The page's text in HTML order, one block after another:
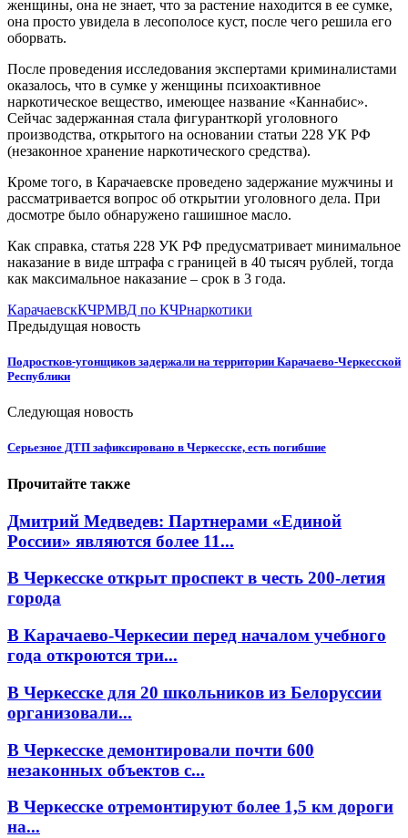
женщины, она не знает, что за растение находится в ее сумке,
она просто увидела в лесополосе куст, после чего решила его
оборвать.
После проведения исследования экспертами криминалистами
оказалось, что в сумке у женщины психоактивное
наркотическое вещество, имеющее название «Каннабис».
Сейчас задержанная стала фигуранткорй уголовного
производства, открытого на основании статьи 228 УК РФ
(незаконное хранение наркотического средства).
Кроме того, в Карачаевске проведено задержание мужчины и
рассматривается вопрос об открытии уголовного дела. При
досмотре было обнаружено гашишное масло.
Как справка, статья 228 УК РФ предусматривает минимальное
наказание в виде штрафа с границей в 40 тысяч рублей, тогда
как максимальное наказание – срок в 3 года.
КарачаевскКЧРМВД по КЧРнаркотики
Предыдущая новость
Подростков-угонщиков задержали на территории Карачаево-Черкесской
Республики
Следующая новость
Серьезное ДТП зафиксировано в Черкесске, есть погибшие
Прочитайте также
Дмитрий Медведев: Партнерами «Единой
России» являются более 11...
В Черкесске открыт проспект в честь 200-летия
города
В Карачаево-Черкесии перед началом учебного
года откроются три...
В Черкесске для 20 школьников из Белоруссии
организовали...
В Черкесске демонтировали почти 600
незаконных объектов с...
В Черкесске отремонтируют более 1,5 км дороги
на...